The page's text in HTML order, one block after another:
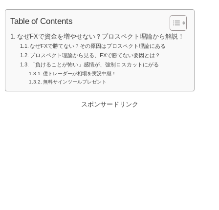
Table of Contents
なぜFXで資金を増やせない？プロスペクト理論から解説！
なぜFXで勝てない？その原因はプロスペクト理論にある
プロスペクト理論から見る、FXで勝てない要因とは？
「負けることが怖い」感情が、強制ロスカットにがる
億トレーダーが相場を実況中継！
無料サインツールプレゼント
スポンサードリンク